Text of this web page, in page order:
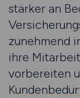
stärker an
zunehmend
ihre
vorbereiten